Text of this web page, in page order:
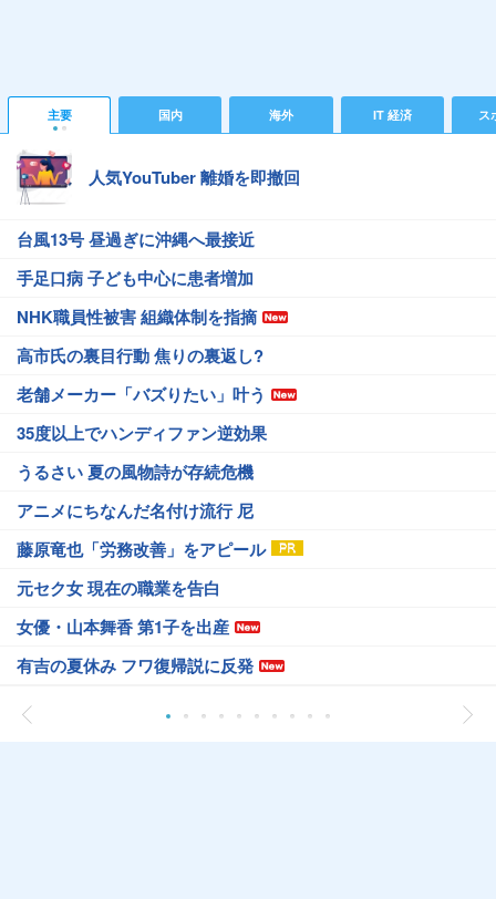
主要 国内 海外 IT 経済 ス
人気YouTuber 離婚を即撤回
台風13号 昼過ぎに沖縄へ最接近
手足口病 子ども中心に患者増加
NHK職員性被害 組織体制を指摘
高市氏の裏目行動 焦りの裏返し?
老舗メーカー「バズりたい」叶う
35度以上でハンディファン逆効果
うるさい 夏の風物詩が存続危機
アニメにちなんだ名付け流行 尼
藤原竜也「労務改善」をアピール
元セク女 現在の職業を告白
女優・山本舞香 第1子を出産
有吉の夏休み フワ復帰説に反発